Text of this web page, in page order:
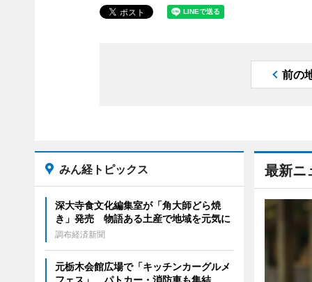
前の
最新ニ
みん経トピックス
深大寺食文化編集室が「角大師どら焼
き」発売 物語ある土産で地域を元気に
調布経済新聞
元栃木会館広場で「キッチンカーグルメ